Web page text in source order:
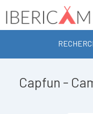
Capfun -